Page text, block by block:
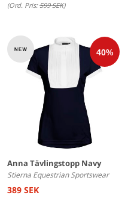
(Ord. Pris:599 SEK)
Anna Tävlingstopp Navy
Stierna Equestrian Sportswear
389 SEK